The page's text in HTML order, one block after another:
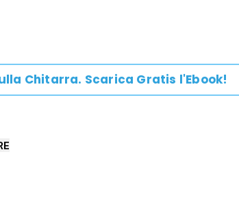
lla Chitarra. Scarica Gratis l'Ebook!